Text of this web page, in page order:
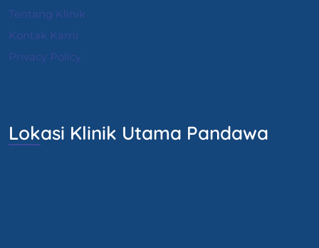
Tentang Klinik
Kontak Kami
Privacy Policy
Lokasi Klinik Utama Pandawa